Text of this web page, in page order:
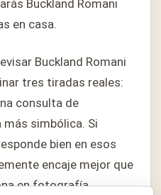
Buckland Romani
en casa.
Buckland Romani
tres tiradas reales:
consulta de
simbólica. Si
bien en esos
encaje mejor que
en fotografía.